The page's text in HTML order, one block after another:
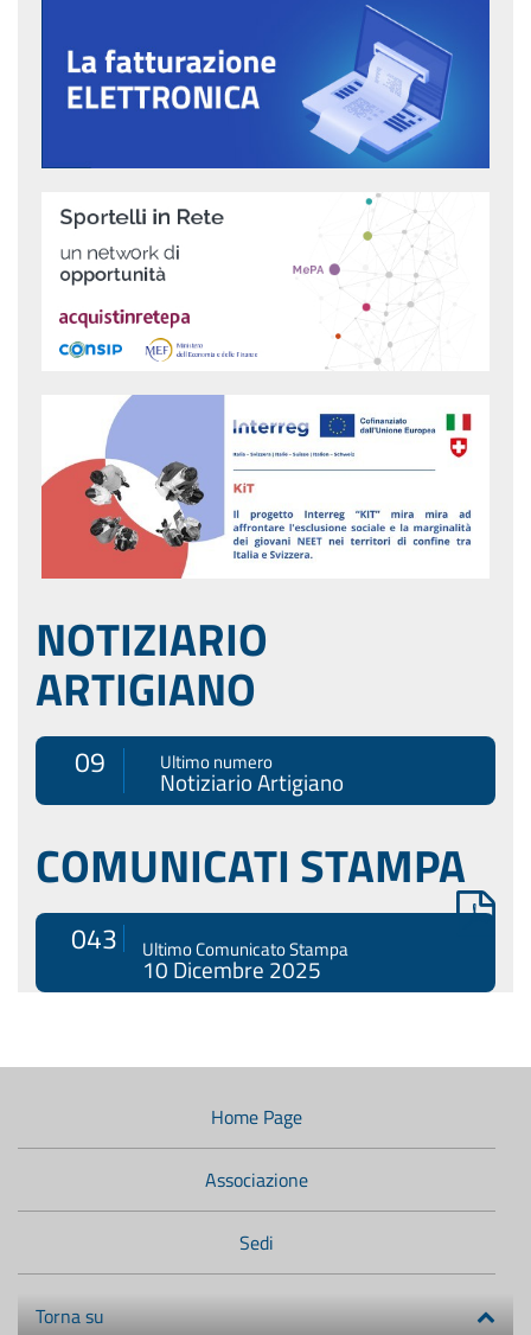
NOTIZIARIO
ARTIGIANO
09 Ultimo numero
Notiziario Artigiano
COMUNICATI STAMPA
043 Ultimo Comunicato Stampa
10 Dicembre 2025
Home Page
Associazione
Sedi
Torna su